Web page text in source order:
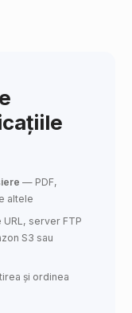
— PDF,
altele
server FTP
S3 sau
și ordinea